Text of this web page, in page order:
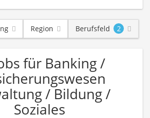
Region Berufsfeld 2
für Banking /
/ Bildung /
Soziales